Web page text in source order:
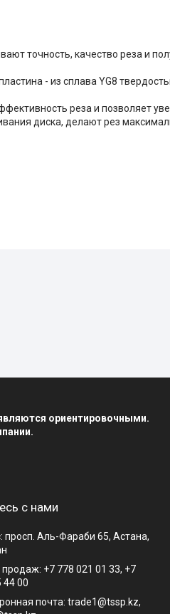
точность, качество реза и
- из сплава YG8
реза и позволяет
диска, делают рез
ориентировочными.
с нами
просп. Аль-Фараби 65, Астана,
+7 778 021 01 33, +7
44 00
почта: trade1@tssp.kz,